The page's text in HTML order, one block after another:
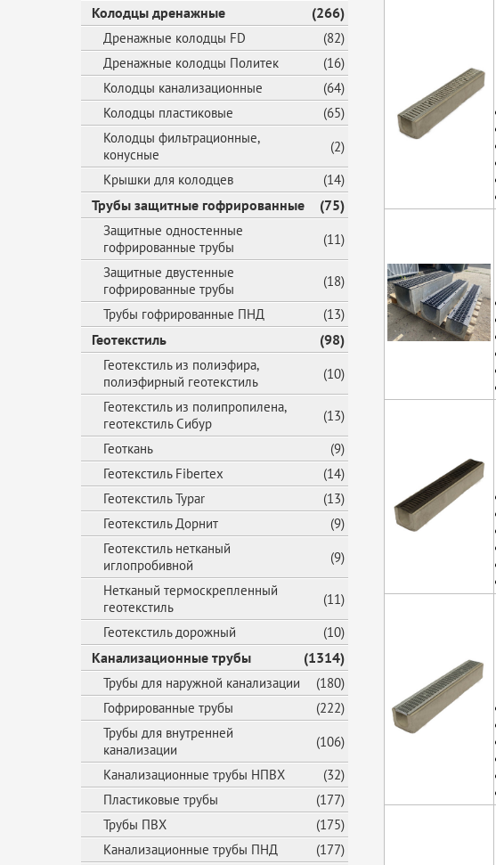
Колодцы дренажные (266)
Дренажные колодцы FD
(82)
Дренажные колодцы Политек
(16)
Колодцы канализационные
(64)
Колодцы пластиковые
(65)
Колодцы фильтрационные,
конусные
(2)
Крышки для колодцев
(14)
Трубы защитные гофрированные (75)
Защитные одностенные
гофрированные трубы
(11)
Защитные двустенные
гофрированные трубы
(18)
Трубы гофрированные ПНД
(13)
Геотекстиль (98)
Геотекстиль из полиэфира,
полиэфирный геотекстиль
(10)
Геотекстиль из полипропилена,
геотекстиль Сибур
(13)
Геоткань
(9)
Геотекстиль Fibertex
(14)
Геотекстиль Typar
(13)
Геотекстиль Дорнит
(9)
Геотекстиль нетканый
иглопробивной
(9)
Нетканый термоскрепленный
геотекстиль
(11)
Геотекстиль дорожный
(10)
Канализационные трубы (1314)
Трубы для наружной канализации
(180)
Гофрированные трубы
(222)
Трубы для внутренней
канализации
(106)
Канализационные трубы НПВХ
(32)
Пластиковые трубы
(177)
Трубы ПВХ
(175)
Канализационные трубы ПНД
(177)